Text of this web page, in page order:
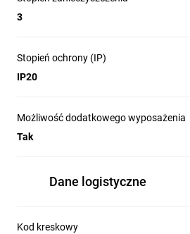
3
Stopień ochrony (IP)
IP20
Możliwość dodatkowego wyposażenia
Tak
Dane logistyczne
Kod kreskowy